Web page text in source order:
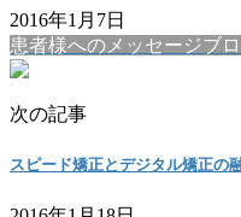
2016年1月7日
患者様へのメッセージブ
次の記事
スピード矯正とデジタル矯正の